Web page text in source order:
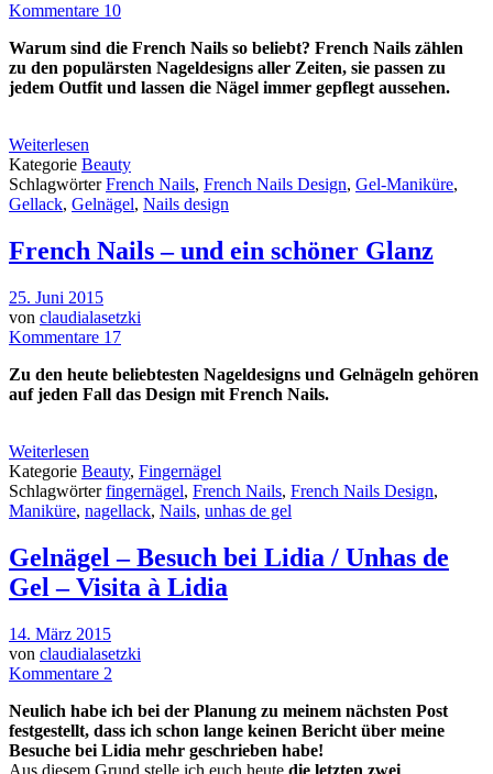
Kommentare 10
Warum sind die French Nails so beliebt? French Nails zählen
zu den populärsten Nageldesigns aller Zeiten, sie passen zu
jedem Outfit und lassen die Nägel immer gepflegt aussehen.
Weiterlesen
Kategorie Beauty
SchlagwörterFrench Nails, French Nails Design, Gel-Maniküre,
Gellack, Gelnägel, Nails design
French Nails – und ein schöner Glanz
25. Juni 2015
von claudialasetzki
Kommentare 17
Zu den heute beliebtesten Nageldesigns und Gelnägeln gehören
auf jeden Fall das Design mit French Nails.
Weiterlesen
Kategorie Beauty, Fingernägel
Schlagwörterfingernägel, French Nails, French Nails Design,
Maniküre, nagellack, Nails, unhas de gel
Gelnägel – Besuch bei Lidia / Unhas de
Gel – Visita à Lidia
14. März 2015
von claudialasetzki
Kommentare 2
Neulich habe ich bei der Planung zu meinem nächsten Post
festgestellt, dass ich schon lange keinen Bericht über meine
Besuche bei Lidia mehr geschrieben habe!
Aus diesem Grund stelle ich euch heute die letzten zwei